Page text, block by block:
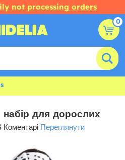
not processing orders
0
для дорослих
Коментарі Переглянути